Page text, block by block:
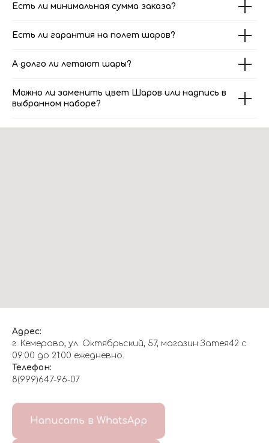
Есть ли минимальная сумма заказа?
Есть ли гарантия на полет шаров?
А долго ли летают шары?
Можно ли заменить цвет Шаров или надпись в
выбранном наборе?
Адрес:
г. Кемерово, ул. Октябрьский, 57, магазин Затея42 с
09:00 до 21:00 ежедневно.
Телефон:
8(999)647-96-07
Написать в WhatsApp